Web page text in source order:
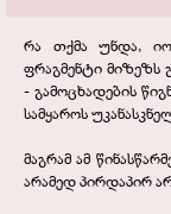
რა თქმა უნდა,
ფრაგმენტი მიზეზს
- გამოცხადების
სამყაროს
მაგრამ ამ
არამედ პირდაპირ